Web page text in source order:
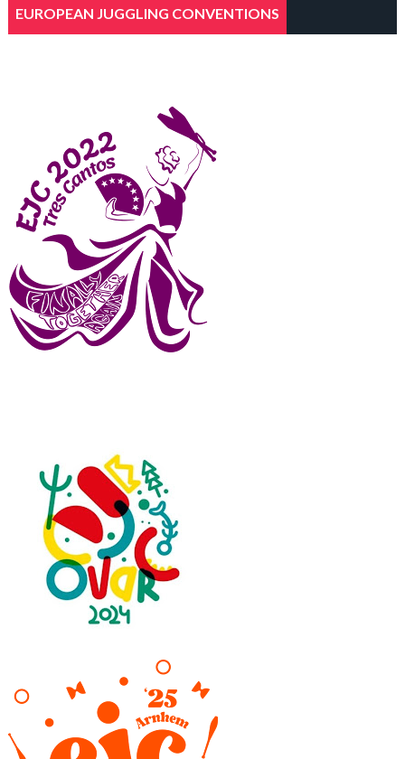
EUROPEAN JUGGLING CONVENTIONS